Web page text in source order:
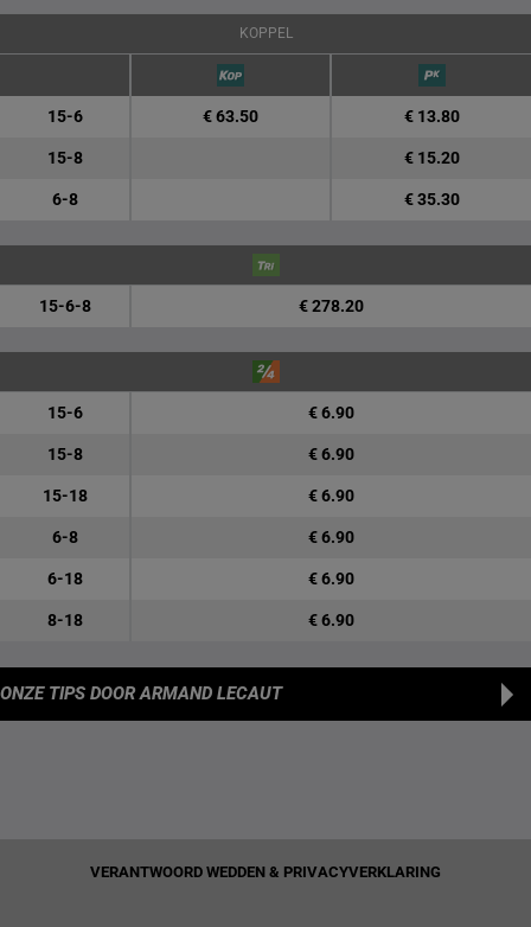
KOPPEL
15-6 € 63.50 € 13.80
15-8 € 15.20
6-8 € 35.30
15-6-8 € 278.20
15-6 € 6.90
15-8 € 6.90
15-18 € 6.90
6-8 € 6.90
6-18 € 6.90
8-18 € 6.90
ONZE TIPS DOOR ARMAND LECAUT
VERANTWOORD WEDDEN & PRIVACYVERKLARING